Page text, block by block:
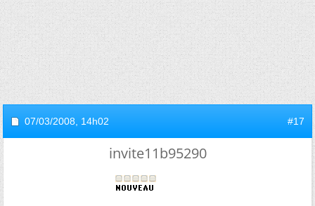
07/03/2008, 14h02 #17
invite11b95290